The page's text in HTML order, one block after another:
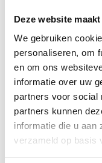
Deze website
We gebruiken
personaliseren, om
en om ons
informatie over uw
partners voor social
partners kunnen
informatie die u aan
verzameld op basis
Pom Rabbit Fur -